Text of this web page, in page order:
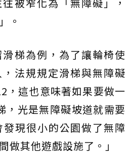
被窄化為「無障礙」，
。
梯為例，為了讓輪椅使
法規規定滑梯與無障礙
，這也意味著如果要做一
，光是無障礙坡道就需要
現很小的公園做了無障
做其他遊戲設施了。」